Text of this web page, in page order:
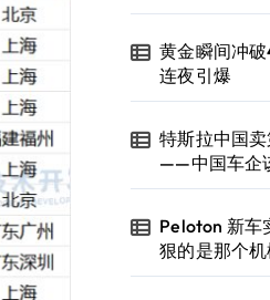
黄金瞬间冲
连夜引爆
特斯拉中国
——中国车企
Peloton 新车
狠的是那个